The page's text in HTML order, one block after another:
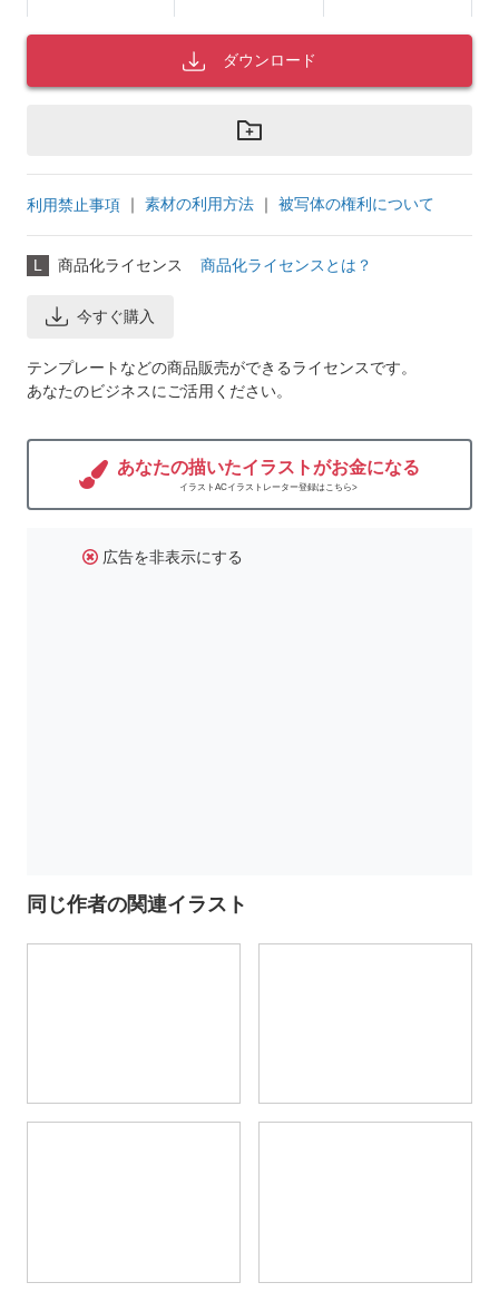
ダウンロード
利用禁止事項 ｜ 素材の利用方法 ｜ 被写体の権利について
L 商品化ライセンス 商品化ライセンスとは？
今すぐ購入
テンプレートなどの商品販売ができるライセンスです。
あなたのビジネスにご活用ください。
あなたの描いたイラストがお金になる
イラストACイラストレーター登録はこちら>
広告を非表示にする
同じ作者の関連イラスト